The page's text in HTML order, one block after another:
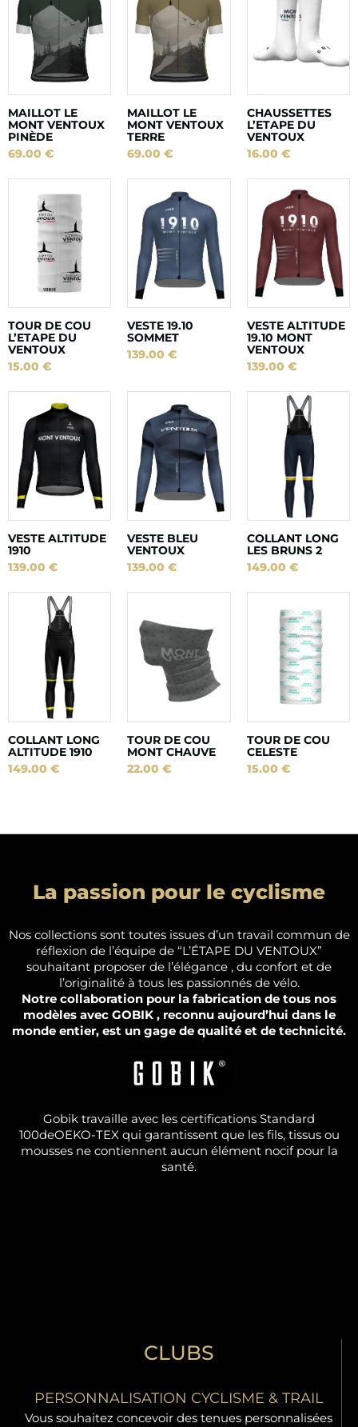
MAILLOT LE
MONT VENTOUX
PINÈDE
69.00 €
MAILLOT LE
MONT VENTOUX
TERRE
69.00€
CHAUSSETTES
L’ETAPE DU
VENTOUX
16.00 €
TOUR DE COU
L’ETAPE DU
VENTOUX
15.00 €
VESTE 19.10
SOMMET
139.00€
VESTE ALTITUDE
19.10 MONT
VENTOUX
139.00 €
VESTE ALTITUDE
1910
139.00 €
VESTE BLEU
VENTOUX
139.00€
COLLANT LONG
LES BRUNS 2
149.00 €
COLLANT LONG
ALTITUDE 1910
149.00 €
TOUR DE COU
MONT CHAUVE
22.00€
TOUR DE COU
CELESTE
15.00 €
La passion pour le cyclisme
Nos collections sont toutes issues d’un travail commun de
réflexion de l’équipe de “L’ÉTAPE DU VENTOUX”
souhaitant proposer de l’élégance , du confort et de
l’originalité à tous les passionnés de vélo.
Notre collaboration pour la fabrication de tous nos
modèles avec GOBIK , reconnu aujourd’hui dans le
monde entier, est un gage de qualité et de technicité.
Gobik travaille avec les certifications Standard
100deOEKO-TEX qui garantissent que les fils, tissus ou
mousses ne contiennent aucun élément nocif pour la
santé.
CLUBS
PERSONNALISATION CYCLISME & TRAIL
Vous souhaitez concevoir des tenues personnalisées